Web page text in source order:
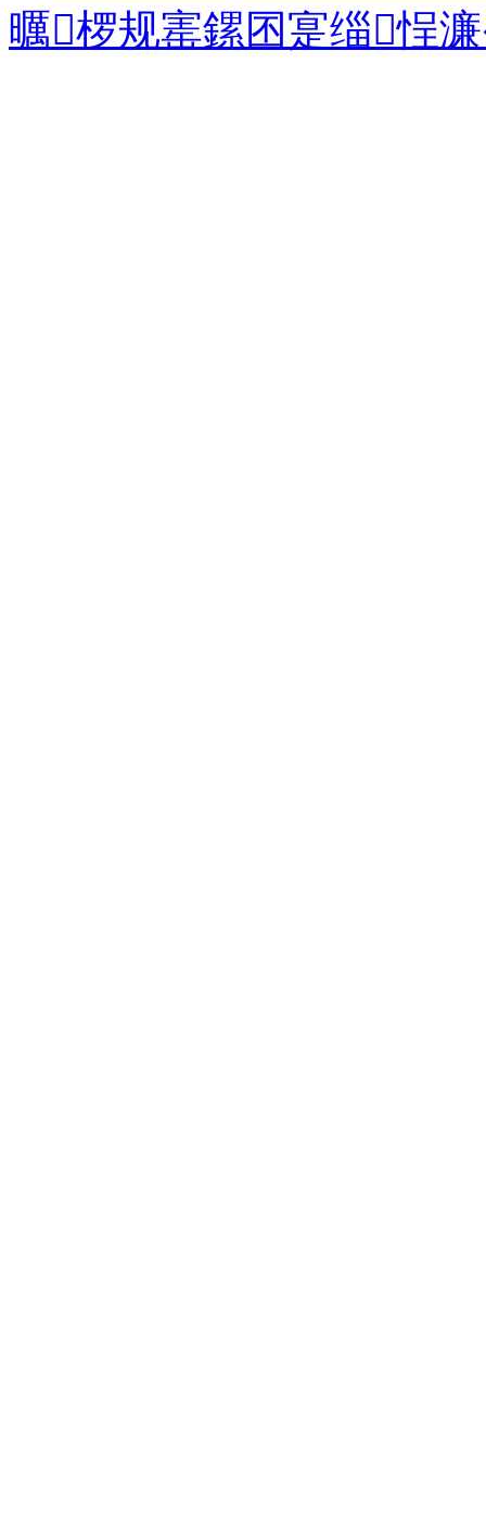
曞椤规寚鏍囨寔缁悜